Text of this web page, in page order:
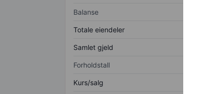
Balanse
Totale eiendeler
Samlet gjeld
Forholdstall
Kurs/salg